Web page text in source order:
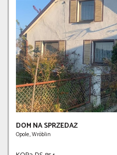
DOM NA SPRZEDAŻ
Opole, Wróblin